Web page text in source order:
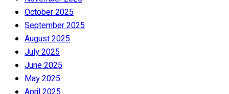
October 2025
September 2025
August 2025
July 2025
June 2025
May 2025